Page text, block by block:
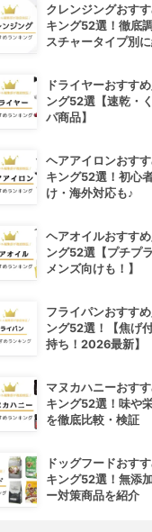
クレンジングおす
キング52選！徹底
スチャータイプ別に
ドライヤーおすす
ング52選【速乾・
パ商品】
ヘアアイロンおす
キング52選！初心
け・海外対応も♪
ヘアオイルおすす
ング52選【プチプ
メンズ向けも！】
フライパンおすす
ング52選！【焦げ
持ち！2026最新】
マヌカハニーおす
キング52選！味や
を徹底比較・検証
ドッグフードおす
キング52選！無添
ー対策商品を紹介